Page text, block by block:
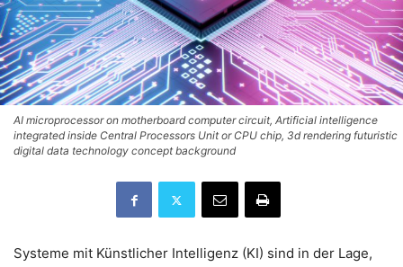
AI microprocessor on motherboard computer circuit, Artificial intelligence
integrated inside Central Processors Unit or CPU chip, 3d rendering futuristic
digital data technology concept background
Systeme mit Künstlicher Intelligenz (KI) sind in der Lage,